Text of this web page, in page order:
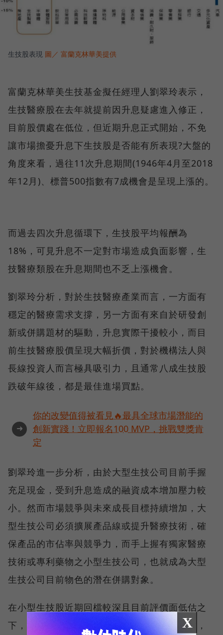
生技股表現 圖／ 富蘭克林華美提供
富蘭克林華美生技基金擬任經理人劉翠玲表示，
生技醫療股在去年就提前因升息疑慮進入修正，
目前股價處在低位，但近期升息正式開始，不免
讓市場擔憂升息下生技股是否能有所表現?大盤的
角度來看，過往11次升息期間(1946年4月至2018
年12月)、標普500指數有7成機會是呈現上漲的。
而過去四次升息循環下，生技股平均報酬為
18%，可見升息不一定對市場造成負面影響，生
技醫療類股在升息期間也不乏上漲機會。
劉翠玲分析，對於生技醫療產業而言，一方面有
穩定的醫療需求支撐，另一方面有來自於研發創
新或併購題材的驅動，升息實際干擾較小，而目
前生技醫療股價呈現大幅折價，對於機構法人與
長線投資人而言極具吸引力，且通常八成生技股
跌破年線後，都是最佳進場買點。
➜
你的改變值得被看見🔥最具全球市場潛能的
創新實踐！立即報名100 MVP，挑戰雙獎肯
定
劉翠玲進一步分析，由於大型生技公司目前手握
充足現金，受到升息造成的融資成本增加壓力較
小。然而市場競爭與未來成長目標持續增加，大
型生技公司必須擴展產品線或提升醫療技術，確
保產品的市佔率與競爭力，而手上握有獨家醫療
技術或專利藥物之小型生技公司，也就成為大型
生技公司目前物色的潛在併購對象。
在小型生技股近期回檔較深且目前評價面低估之
下，提升大型生技公司加速併購的機會和誘因，
X